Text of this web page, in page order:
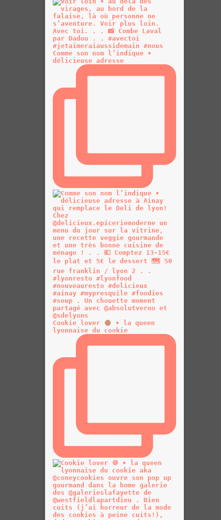
Comme son nom l’indique •
délicieuse adresse
Cookie lover
• la queen
lyonnaise du cookie